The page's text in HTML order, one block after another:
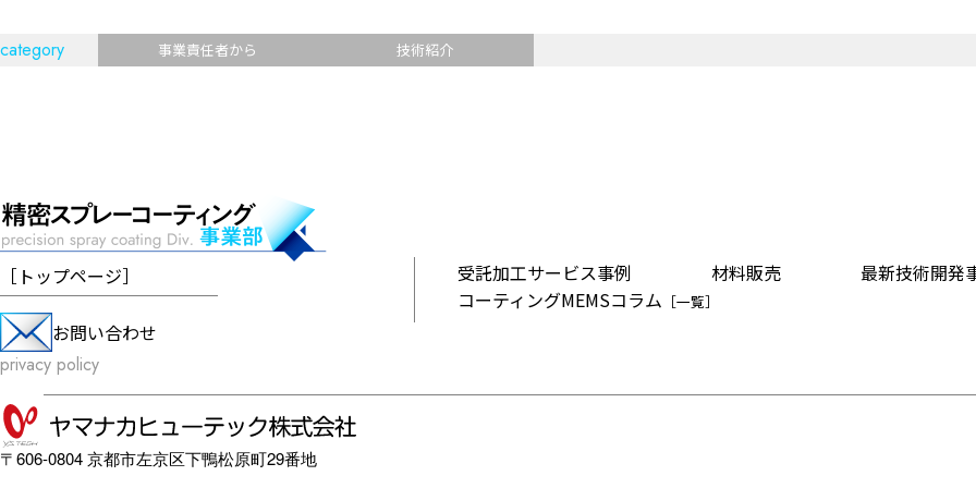
category 事業責任者から 技術紹介
［ トップページ］
お問い合わせ
privacy policy
受託加工サービス事例 材料販売
最新技術開発
コーティングMEMSコラム ［一覧］
〒606-0804 京都市左京区下鴨松原町29番地